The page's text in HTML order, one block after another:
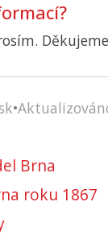
•
Brna
roku 1867